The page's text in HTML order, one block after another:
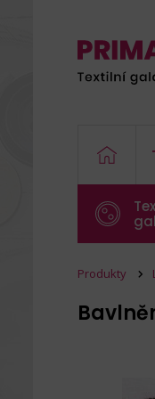
Produkty